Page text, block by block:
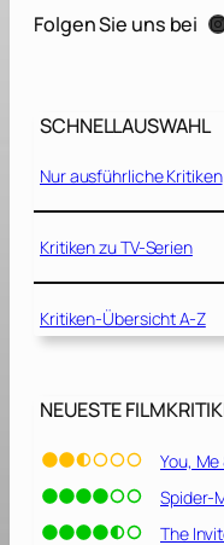
e
a
y
l
.
3
0
3
]
a
e
W
e
l
2
0
0
Folgen Sie uns bei Instagram
SCHNELLAUSWAHL
Nur ausführliche Kritiken
Kritiken zu TV-Serien
Kritiken-Übersicht A-Z
NEUESTE
You,
Spider-
The